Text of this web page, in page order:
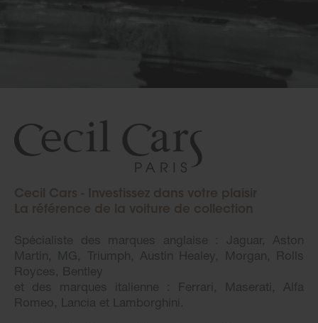
Spécialiste des marques anglaise : Jaguar, Aston
Martin, MG, Triumph, Austin Healey, Morgan, Rolls
Royces, Bentley
et des marques italienne : Ferrari, Maserati, Alfa
Romeo, Lancia et Lamborghini.